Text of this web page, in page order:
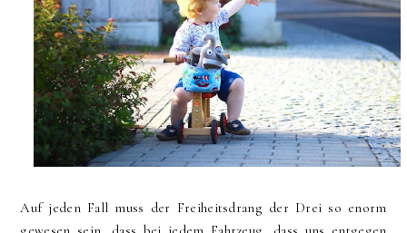
Auf jeden Fall muss der Freiheitsdrang der Drei so enorm